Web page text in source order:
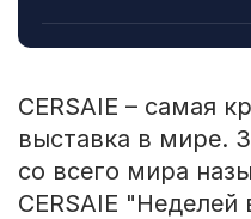
CERSAIE – самая
выставка в мире.
со всего мира
CERSAIE "Неделей